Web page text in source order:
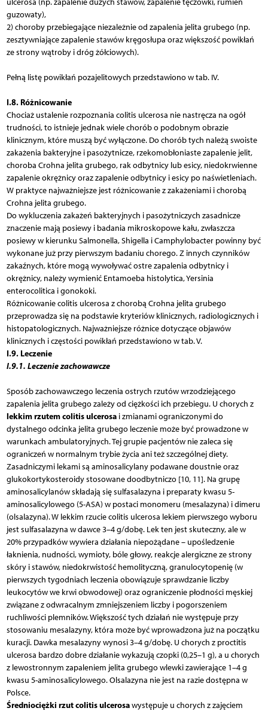
guzowaty),
2) choroby przebiegające niezależnie od zapalenia jelita grubego (np.
zesztywniające zapalenie stawów kręgosłupa oraz większość powikłań
ze strony wątroby i dróg żółciowych).
Pełną listę powikłań pozajelitowych przedstawiono w tab. IV.
I.8. Różnicowanie
Chociaż ustalenie rozpoznania colitis ulcerosa nie nastręcza na ogół
trudności, to istnieje jednak wiele chorób o podobnym obrazie
klinicznym, które muszą być wyłączone. Do chorób tych należą swoiste
zakażenia bakteryjne i pasożytnicze, rzekomobłoniaste zapalenie jelit,
choroba Crohna jelita grubego, rak odbytnicy lub esicy, niedokrwienne
zapalenie okrężnicy oraz zapalenie odbytnicy i esicy po naświetleniach.
W praktyce najważniejsze jest różnicowanie z zakażeniami i chorobą
Crohna jelita grubego.
Do wykluczenia zakażeń bakteryjnych i pasożytniczych zasadnicze
znaczenie mają posiewy i badania mikroskopowe kału, zwłaszcza
posiewy w kierunku Salmonella, Shigella i Camphylobacter powinny być
wykonane już przy pierwszym badaniu chorego. Z innych czynników
zakaźnych, które mogą wywoływać ostre zapalenia odbytnicy i
okrężnicy, należy wymienić Entamoeba histolytica, Yersinia
enterocolitica i gonokoki.
Różnicowanie colitis ulcerosa z chorobą Crohna jelita grubego
przeprowadza się na podstawie kryteriów klinicznych, radiologicznych i
histopatologicznych. Najważniejsze różnice dotyczące objawów
klinicznych i częstości powikłań przedstawiono w tab. V.
I.9. Leczenie
I.9.1. Leczenie zachowawcze
Sposób zachowawczego leczenia ostrych rzutów wrzodziejącego
zapalenia jelita grubego zależy od ciężkości ich przebiegu. U chorych z
lekkim rzutem colitis ulcerosai zmianami ograniczonymi do
dystalnego odcinka jelita grubego leczenie może być prowadzone w
warunkach ambulatoryjnych. Tej grupie pacjentów nie zaleca się
ograniczeń w normalnym trybie życia ani też szczególnej diety.
Zasadniczymi lekami są aminosalicylany podawane doustnie oraz
glukokortykosteroidy stosowane doodbytniczo [10, 11]. Na grupę
aminosalicylanów składają się sulfasalazyna i preparaty kwasu 5-
aminosalicylowego (5-ASA) w postaci monomeru (mesalazyna) i dimeru
(olsalazyna). W lekkim rzucie colitis ulcerosa lekiem pierwszego wyboru
jest sulfasalazyna w dawce 3–4 g/dobę. Lek ten jest skuteczny, ale w
20% przypadków wywiera działania niepożądane – upośledzenie
łaknienia, nudności, wymioty, bóle głowy, reakcje alergiczne ze strony
skóry i stawów, niedokrwistość hemolityczną, granulocytopenię (w
pierwszych tygodniach leczenia obowiązuje sprawdzanie liczby
leukocytów we krwi obwodowej) oraz ograniczenie płodności męskiej
związane z odwracalnym zmniejszeniem liczby i pogorszeniem
ruchliwości plemników. Większość tych działań nie występuje przy
stosowaniu mesalazyny, która może być wprowadzona już na początku
kuracji. Dawka mesalazyny wynosi 3–4 g/dobę. U chorych z proctitis
ulcerosa bardzo dobre działanie wykazują czopki (0,25–1 g), a u chorych
z lewostronnym zapaleniem jelita grubego wlewki zawierające 1–4 g
kwasu 5-aminosalicylowego. Olsalazyna nie jest na razie dostępna w
Polsce.
Średniociężki rzut colitis ulcerosawystępuje u chorych z zajęciem